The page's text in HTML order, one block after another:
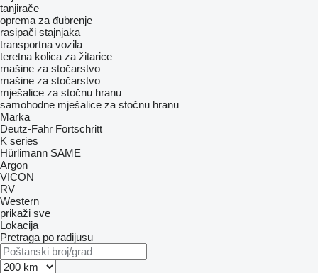
tanjirače
oprema za đubrenje
rasipači stajnjaka
transportna vozila
teretna kolica za žitarice
mašine za stočarstvo
mašine za stočarstvo
mješalice za stočnu hranu
samohodne mješalice za stočnu hranu
Marka
Deutz-Fahr Fortschritt
K series
Hürlimann SAME
Argon
VICON
RV
Western
prikaži sve
Lokacija
Pretraga po radijusu